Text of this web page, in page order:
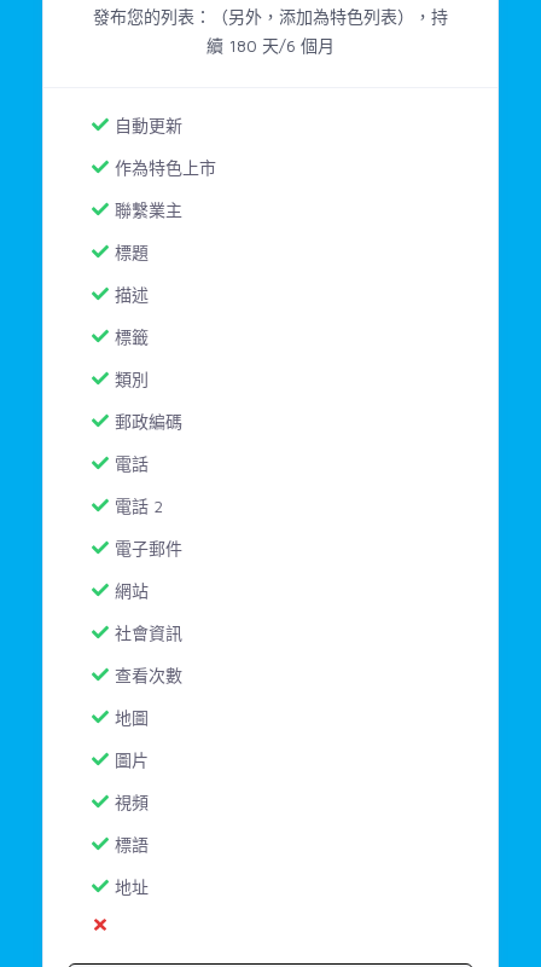
發布您的列表：（另外，添加為特色列表），持
續 180 天/6 個月
自動更新
作為特色上市
聯繫業主
標題
描述
標籤
類別
郵政編碼
電話
電話 2
電子郵件
網站
社會資訊
查看次數
地圖
圖片
視頻
標語
地址